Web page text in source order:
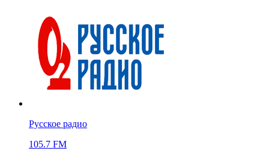
Русское радио
105.7 FM